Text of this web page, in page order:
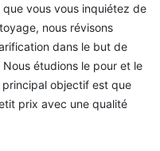
vous vous inquiétez de
nous révisons
dans le but de
étudions le pour et le
objectif est que
prix avec une qualité